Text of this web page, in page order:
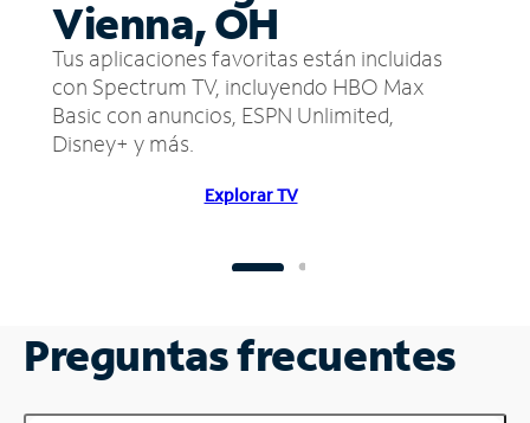
Vienna, OH
Tus aplicaciones favoritas están incluidas
con Spectrum TV, incluyendo HBO Max
Basic con anuncios, ESPN Unlimited,
Disney+ y más.
Explorar TV
Preguntas frecuentes